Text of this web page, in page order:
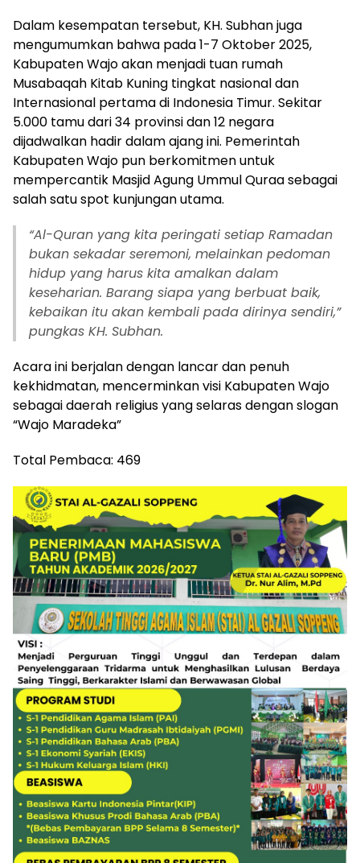
Dalam kesempatan tersebut, KH. Subhan juga
mengumumkan bahwa pada 1-7 Oktober 2025,
Kabupaten Wajo akan menjadi tuan rumah
Musabaqah Kitab Kuning tingkat nasional dan
Internasional pertama di Indonesia Timur. Sekitar
5.000 tamu dari 34 provinsi dan 12 negara
dijadwalkan hadir dalam ajang ini. Pemerintah
Kabupaten Wajo pun berkomitmen untuk
mempercantik Masjid Agung Ummul Quraa sebagai
salah satu spot kunjungan utama.
“Al-Quran yang kita peringati setiap Ramadan
bukan sekadar seremoni, melainkan pedoman
hidup yang harus kita amalkan dalam
keseharian. Barang siapa yang berbuat baik,
kebaikan itu akan kembali pada dirinya sendiri,”
pungkas KH. Subhan.
Acara ini berjalan dengan lancar dan penuh
kekhidmatan, mencerminkan visi Kabupaten Wajo
sebagai daerah religius yang selaras dengan slogan
“Wajo Maradeka”
Total Pembaca: 469